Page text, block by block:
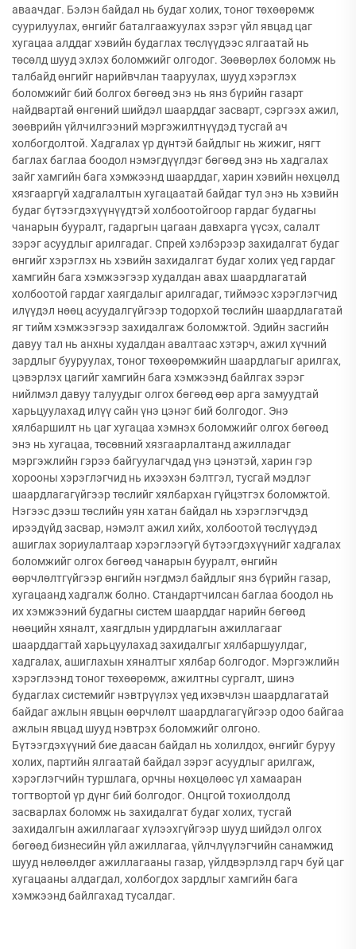
аваачдаг. Бэлэн байдал нь будаг холих, тоног төхөөрөмж
суурилуулах, өнгийг баталгаажуулах зэрэг үйл явцад цаг
хугацаа алддаг хэвийн будаглах төслүүдээс ялгаатай нь
төсөлд шууд эхлэх боломжийг олгодог. Зөөвөрлөх боломж нь
талбайд өнгийг нарийвчлан тааруулах, шууд хэрэглэх
боломжийг бий болгох бөгөөд энэ нь янз бүрийн газарт
найдвартай өнгөний шийдэл шаарддаг засварт, сэргээх ажил,
зөөврийн үйлчилгээний мэргэжилтнүүдэд тусгай ач
холбогдолтой. Хадгалах үр дүнтэй байдлыг нь жижиг, нягт
баглах баглаа боодол нэмэгдүүлдэг бөгөөд энэ нь хадгалах
зайг хамгийн бага хэмжээнд шаарддаг, харин хэвийн нөхцөлд
хязгааргүй хадгалалтын хугацаатай байдаг тул энэ нь хэвийн
будаг бүтээгдэхүүнүүдтэй холбоотойгоор гардаг будагны
чанарын бууралт, гадаргын цагаан давхарга үүсэх, салалт
зэрэг асуудлыг арилгадаг. Спрей хэлбэрээр захидалгат будаг
өнгийг хэрэглэх нь хэвийн захидалгат будаг холих үед гардаг
хамгийн бага хэмжээгээр худалдан авах шаардлагатай
холбоотой гардаг хаягдалыг арилгадаг, тиймээс хэрэглэгчид
илүүдэл нөөц асуудалгүйгээр тодорхой төслийн шаардлагатай
яг тийм хэмжээгээр захидалгаж боломжтой. Эдийн засгийн
давуу тал нь анхны худалдан авалтаас хэтэрч, ажил хүчний
зардлыг бууруулах, тоног төхөөрөмжийн шаардлагыг арилгах,
цэвэрлэх цагийг хамгийн бага хэмжээнд байлгах зэрэг
нийлмэл давуу талуудыг олгох бөгөөд өөр арга замуудтай
харьцуулахад илүү сайн үнэ цэнэг бий болгодог. Энэ
хялбаршилт нь цаг хугацаа хэмнэх боломжийг олгох бөгөөд
энэ нь хугацаа, төсөвний хязгаарлалтанд ажилладаг
мэргэжлийн гэрээ байгуулагчдад үнэ цэнэтэй, харин гэр
хорооны хэрэглэгчид нь ихээхэн бэлтгэл, тусгай мэдлэг
шаардлагагүйгээр төслийг хялбархан гүйцэтгэх боломжтой.
Нэгээс дээш төслийн уян хатан байдал нь хэрэглэгчдэд
ирээдүйд засвар, нэмэлт ажил хийх, холбоотой төслүүдэд
ашиглах зориулалтаар хэрэглээгүй бүтээгдэхүүнийг хадгалах
боломжийг олгох бөгөөд чанарын бууралт, өнгийн
өөрчлөлтгүйгээр өнгийн нэгдмэл байдлыг янз бүрийн газар,
хугацаанд хадгалж болно. Стандартчилсан баглаа боодол нь
их хэмжээний будагны систем шаарддаг нарийн бөгөөд
нөөцийн хяналт, хаягдлын удирдлагын ажиллагааг
шаарддагтай харьцуулахад захидалгыг хялбаршуулдаг,
хадгалах, ашиглахын хяналтыг хялбар болгодог. Мэргэжлийн
хэрэглээнд тоног төхөөрөмж, ажилтны сургалт, шинэ
будаглах системийг нэвтрүүлэх үед ихэвчлэн шаардлагатай
байдаг ажлын явцын өөрчлөлт шаардлагагүйгээр одоо байгаа
ажлын явцад шууд нэвтрэх боломжийг олгоно.
Бүтээгдэхүүний бие даасан байдал нь холилдох, өнгийг буруу
холих, партийн ялгаатай байдал зэрэг асуудлыг арилгаж,
хэрэглэгчийн туршлага, орчны нөхцөлөөс үл хамааран
тогтвортой үр дүнг бий болгодог. Онцгой тохиолдолд
засварлах боломж нь захидалгат будаг холих, тусгай
захидалгын ажиллагааг хүлээхгүйгээр шууд шийдэл олгох
бөгөөд бизнесийн үйл ажиллагаа, үйлчлүүлэгчийн санамжид
шууд нөлөөлдөг ажиллагааны газар, үйлдвэрлэлд гарч буй цаг
хугацааны алдагдал, холбогдох зардлыг хамгийн бага
хэмжээнд байлгахад тусалдаг.